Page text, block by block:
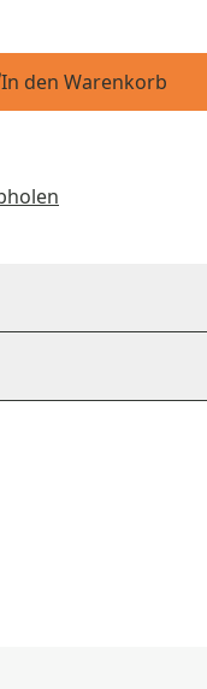
In den Warenkorb